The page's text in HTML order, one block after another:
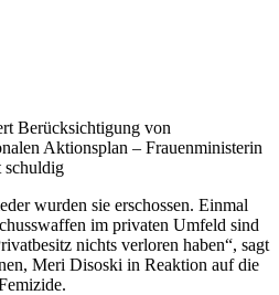
Berücksichtigung von
Aktionsplan – Frauenministerin
schuldig
wurden sie erschossen. Einmal
im privaten Umfeld sind
nichts verloren haben“, sagt
Meri Disoski in Reaktion auf die